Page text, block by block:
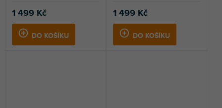
1 499 Kč
DO KOŠÍKU
1 499 Kč
DO KOŠÍKU